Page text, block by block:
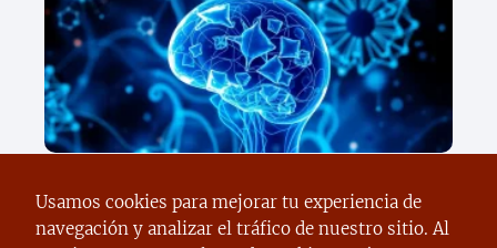
la ciencia moderna que cambiarán tu
vida para siempre
Usamos cookies para mejorar tu experiencia de
navegación y analizar el tráfico de nuestro sitio. Al